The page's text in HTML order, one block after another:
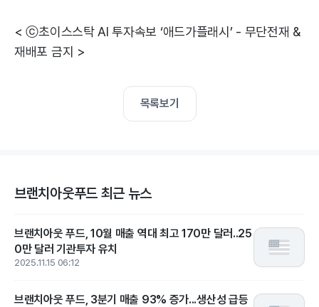
< ⓒ초이스스탁 AI 투자속보 ‘애드가플래시’ - 무단전재 &
재배포 금지 >
목록보기
브랜치아웃푸드 최근 뉴스
브랜치아웃 푸드, 10월 매출 역대 최고 170만 달러..25
0만 달러 기관투자 유치
2025.11.15 06:12
브랜치아웃 푸드, 3분기 매출 93% 증가...생산성 급등